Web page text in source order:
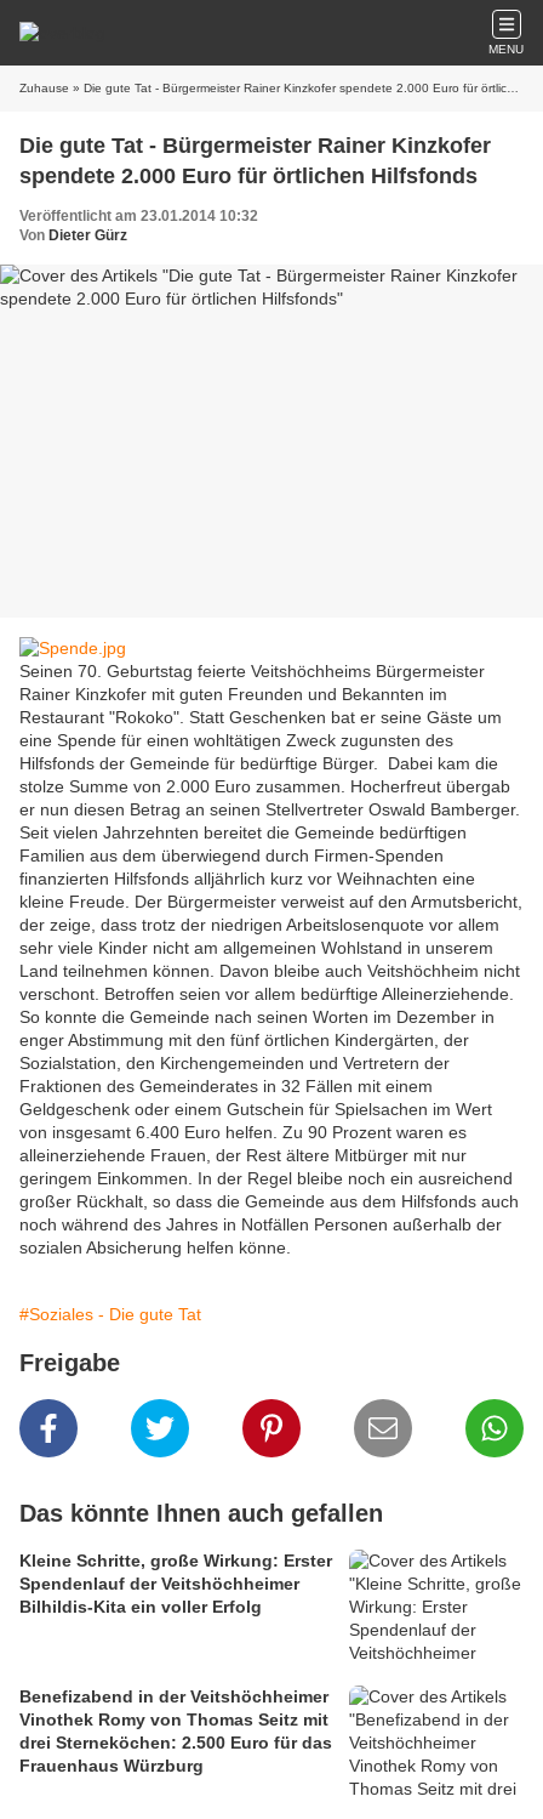
MENU
Zuhause » Die gute Tat - Bürgermeister Rainer Kinzkofer spendete 2.000 Euro für örtlichen Hilfsfonds
Die gute Tat - Bürgermeister Rainer Kinzkofer
spendete 2.000 Euro für örtlichen Hilfsfonds
Veröffentlicht am 23.01.2014 10:32
Von Dieter Gürz
Seinen 70. Geburtstag feierte Veitshöchheims Bürgermeister
Rainer Kinzkofer mit guten Freunden und Bekannten im
Restaurant "Rokoko". Statt Geschenken bat er seine Gäste um
eine Spende für einen wohltätigen Zweck zugunsten des
Hilfsfonds der Gemeinde für bedürftige Bürger. Dabei kam die
stolze Summe von 2.000 Euro zusammen. Hocherfreut übergab
er nun diesen Betrag an seinen Stellvertreter Oswald Bamberger.
Seit vielen Jahrzehnten bereitet die Gemeinde bedürftigen
Familien aus dem überwiegend durch Firmen-Spenden
finanzierten Hilfsfonds alljährlich kurz vor Weihnachten eine
kleine Freude. Der Bürgermeister verweist auf den Armutsbericht,
der zeige, dass trotz der niedrigen Arbeitslosenquote vor allem
sehr viele Kinder nicht am allgemeinen Wohlstand in unserem
Land teilnehmen können. Davon bleibe auch Veitshöchheim nicht
verschont. Betroffen seien vor allem bedürftige Alleinerziehende.
So konnte die Gemeinde nach seinen Worten im Dezember in
enger Abstimmung mit den fünf örtlichen Kindergärten, der
Sozialstation, den Kirchengemeinden und Vertretern der
Fraktionen des Gemeinderates in 32 Fällen mit einem
Geldgeschenk oder einem Gutschein für Spielsachen im Wert
von insgesamt 6.400 Euro helfen. Zu 90 Prozent waren es
alleinerziehende Frauen, der Rest ältere Mitbürger mit nur
geringem Einkommen. In der Regel bleibe noch ein ausreichend
großer Rückhalt, so dass die Gemeinde aus dem Hilfsfonds auch
noch während des Jahres in Notfällen Personen außerhalb der
sozialen Absicherung helfen könne.
#Soziales - Die gute Tat
Freigabe
Das könnte Ihnen auch gefallen
Kleine Schritte, große Wirkung: Erster
Spendenlauf der Veitshöchheimer
Bilhildis-Kita ein voller Erfolg
Benefizabend in der Veitshöchheimer
Vinothek Romy von Thomas Seitz mit
drei Sterneköchen: 2.500 Euro für das
Frauenhaus Würzburg